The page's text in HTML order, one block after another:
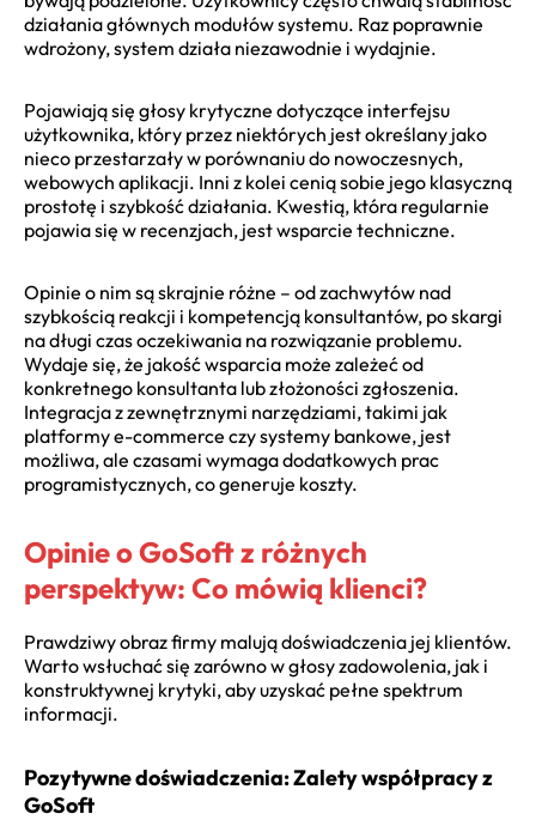
działania głównych modułów systemu. Raz poprawnie
wdrożony, system działa niezawodnie i wydajnie.
Pojawiają się głosy krytyczne dotyczące interfejsu
użytkownika, który przez niektórych jest określany jako
nieco przestarzały w porównaniu do nowoczesnych,
webowych aplikacji. Inni z kolei cenią sobie jego klasyczną
prostotę i szybkość działania. Kwestią, która regularnie
pojawia się w recenzjach, jest wsparcie techniczne.
Opinie o nim są skrajnie różne – od zachwytów nad
szybkością reakcji i kompetencją konsultantów, po skargi
na długi czas oczekiwania na rozwiązanie problemu.
Wydaje się, że jakość wsparcia może zależeć od
konkretnego konsultanta lub złożoności zgłoszenia.
Integracja z zewnętrznymi narzędziami, takimi jak
platformy e-commerce czy systemy bankowe, jest
możliwa, ale czasami wymaga dodatkowych prac
programistycznych, co generuje koszty.
Opinie o GoSoft z różnych
perspektyw: Co mówią klienci?
Prawdziwy obraz firmy malują doświadczenia jej klientów.
Warto wsłuchać się zarówno w głosy zadowolenia, jak i
konstruktywnej krytyki, aby uzyskać pełne spektrum
informacji.
Pozytywne doświadczenia: Zalety współpracy z
GoSoft